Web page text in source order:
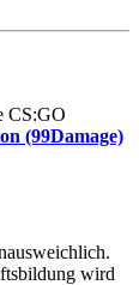
CS:GO
(99Damage)
wird